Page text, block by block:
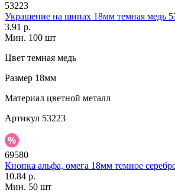
53223
Украшение на шипах 18мм темная медь
3.91 р.
Мин. 100 шт
Цвет темная медь
Размер 18мм
Материал цветной металл
Артикул 53223
69580
Кнопка альфа, омега 18мм темное
10.84 р.
Мин. 50 шт